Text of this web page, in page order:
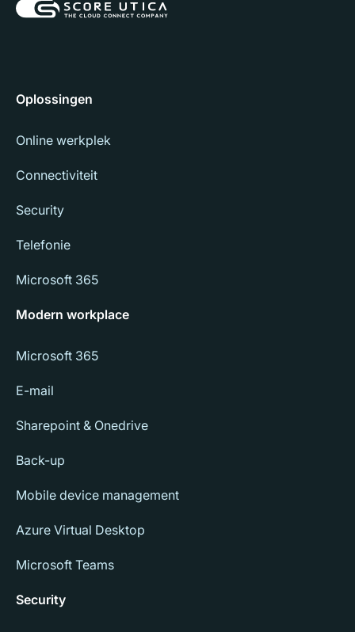
Oplossingen
Online werkplek
Connectiviteit
Security
Telefonie
Microsoft 365
Modern workplace
Microsoft 365
E-mail
Sharepoint & Onedrive
Back-up
Mobile device management
Azure Virtual Desktop
Microsoft Teams
Security